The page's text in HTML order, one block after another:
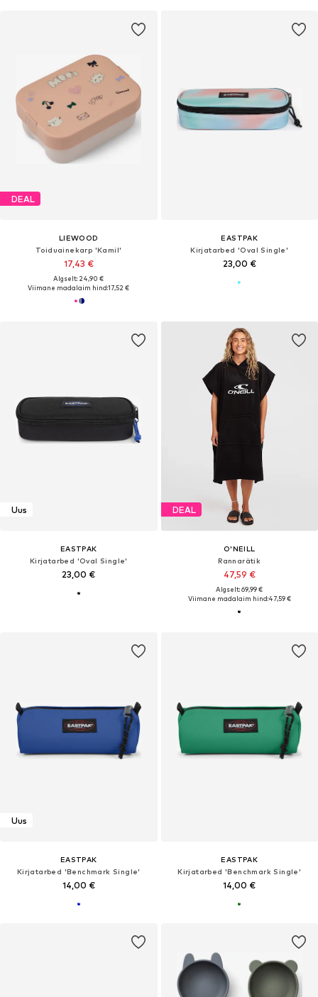
DEAL
LIEWOOD
Toiduainekarp 'Kamil'
17,43 €
Algselt: 24,90 €
Viimane madalaim hind:17,52 €
EASTPAK
Kirjatarbed 'Oval Single'
23,00 €
Uus
EASTPAK
Kirjatarbed 'Oval Single'
23,00 €
DEAL
O'NEILL
Rannarätik
47,59 €
Algselt: 69,99 €
Viimane madalaim hind:47,59 €
Uus
EASTPAK
Kirjatarbed 'Benchmark Single'
14,00 €
EASTPAK
Kirjatarbed 'Benchmark Single'
14,00 €